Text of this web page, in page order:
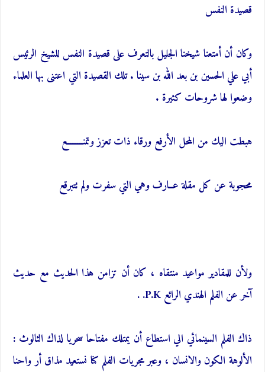
قصيدة النفس
وكان أن أمتعنا شيخنا الجليل بالتعرف على قصيدة النفس للشيخ الرئيس
أبي علي الحسين بن بعد الله بن سينا . تلك القصيدة التي اعتنى بها العلماء
وضعوا لها شروحات كثيرة .
هبطت اليك من المحل الأرفع ورقاء ذات تعزز وتمنـــــــــع
محجوبة عن كل مقلة عــارف وهي التي سفرت ولم تتبرقع
ولأن للمقادير مواعيد منتقاه ، كان أن تزامن هذا الحديث مع حديث
آخر عن الفلم الهندي الرائع P.K. .
ذاك الفلم السينمائي الي استطاع أن يمتلك مفتاحا سحريا لذاك الثالوث :
الألوهة الكون والانسان ، وعبر مجريات الفلم كنا نستعيد مذاق أر واحنا